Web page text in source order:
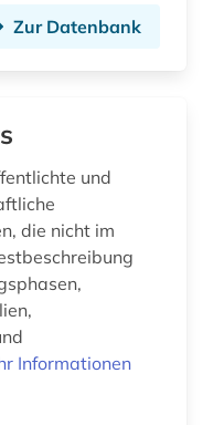
Zur Datenbank
und
die nicht im
Informationen